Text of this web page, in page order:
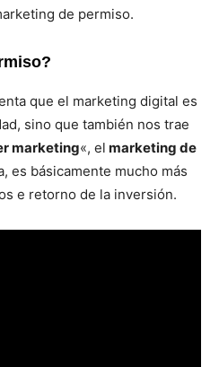
de permiso.
que el marketing digital es
sino que también nos trae
marketing«, el marketing de
es básicamente mucho más
e retorno de la inversión.